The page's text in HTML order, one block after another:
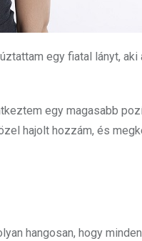
egy fiatal lányt,
egy magasabb
hajolt hozzám, és
hangosan, hogy